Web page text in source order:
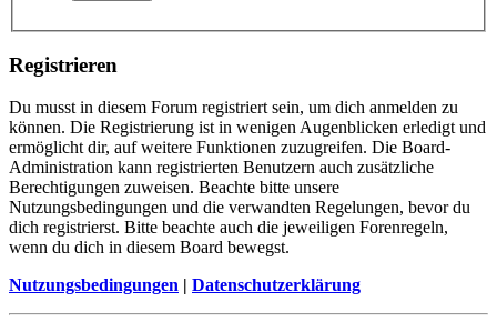
Registrieren
Du musst in diesem Forum registriert sein, um dich anmelden zu
können. Die Registrierung ist in wenigen Augenblicken erledigt und
ermöglicht dir, auf weitere Funktionen zuzugreifen. Die Board-
Administration kann registrierten Benutzern auch zusätzliche
Berechtigungen zuweisen. Beachte bitte unsere
Nutzungsbedingungen und die verwandten Regelungen, bevor du
dich registrierst. Bitte beachte auch die jeweiligen Forenregeln,
wenn du dich in diesem Board bewegst.
Nutzungsbedingungen | Datenschutzerklärung